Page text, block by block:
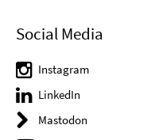
Social Media
Instagram
LinkedIn
Mastodon